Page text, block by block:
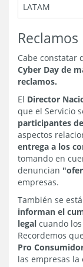
LATAM
Reclamos
Cabe constatar
Cyber Day de
reclamos.
El Director
que el Servicio
participantes
aspectos
entrega a los
tomando en
denuncian
empresas.
También se
informan el
legal cuando
Recordemos
Pro
las empresas